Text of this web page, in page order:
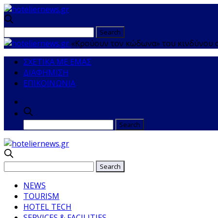
«Κρούουν τον κώδωνα» του κινδύνου
ΣΧΕΤΙΚΑ ΜΕ ΕΜΑΣ
ΔΙΑΦΗΜΙΣΗ
ΕΠΙΚΟΙΝΩΝΙΑ
NEWS
TOURISM
HOTEL TECH